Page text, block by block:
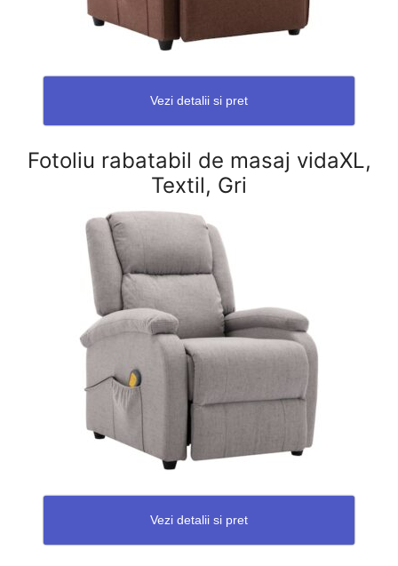
Vezi detalii si pret
Fotoliu rabatabil de masaj vidaXL,
Textil, Gri
Vezi detalii si pret